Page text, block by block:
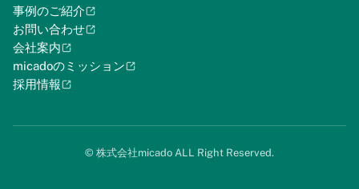
事例のご紹介
お問い合わせ
会社案内
micadoのミッション
採用情報
©︎ 株式会社micado ALL Right Reserved.